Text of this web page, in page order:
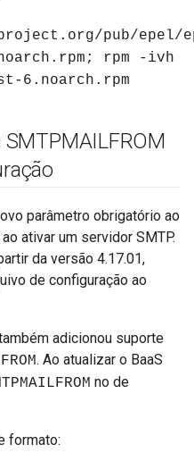
pub/epel/
rpm -ivh
6.noarch.rpm
parâmetro obrigatório ao
ativar um servidor SMTP.
da versão 4.17.01,
de configuração ao
adicionou suporte
. Ao atualizar o BaaS
no de
formato: